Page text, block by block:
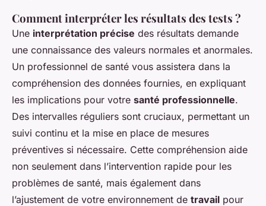
Comment interpréter les résultats des tests ?
Une interprétation précise des résultats demande
une connaissance des valeurs normales et anormales.
Un professionnel de santé vous assistera dans la
compréhension des données fournies, en expliquant
les implications pour votre santé professionnelle.
Des intervalles réguliers sont cruciaux, permettant un
suivi continu et la mise en place de mesures
préventives si nécessaire. Cette compréhension aide
non seulement dans l’intervention rapide pour les
problèmes de santé, mais également dans
l’ajustement de votre environnement de travail pour